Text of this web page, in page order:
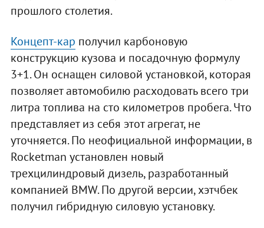
прошлого столетия.
Концепт-кар получил карбоновую
конструкцию кузова и посадочную формулу
3+1. Он оснащен силовой установкой, которая
позволяет автомобилю расходовать всего три
литра топлива на сто километров пробега. Что
представляет из себя этот агрегат, не
уточняется. По неофициальной информации, в
Rocketman установлен новый
трехцилиндровый дизель, разработанный
компанией BMW. По другой версии, хэтчбек
получил гибридную силовую установку.